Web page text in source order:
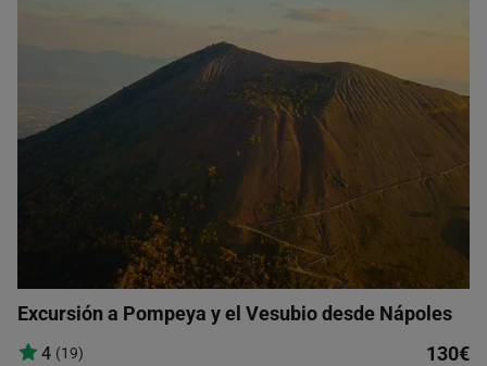
Excursión a Pompeya y el Vesubio desde Nápoles
4 (19) 130€